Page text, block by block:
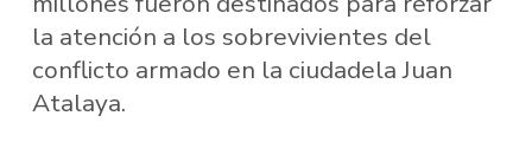
la atención a los sobrevivientes ​del
conflicto armado en la ciudadela Juan
Atalaya.